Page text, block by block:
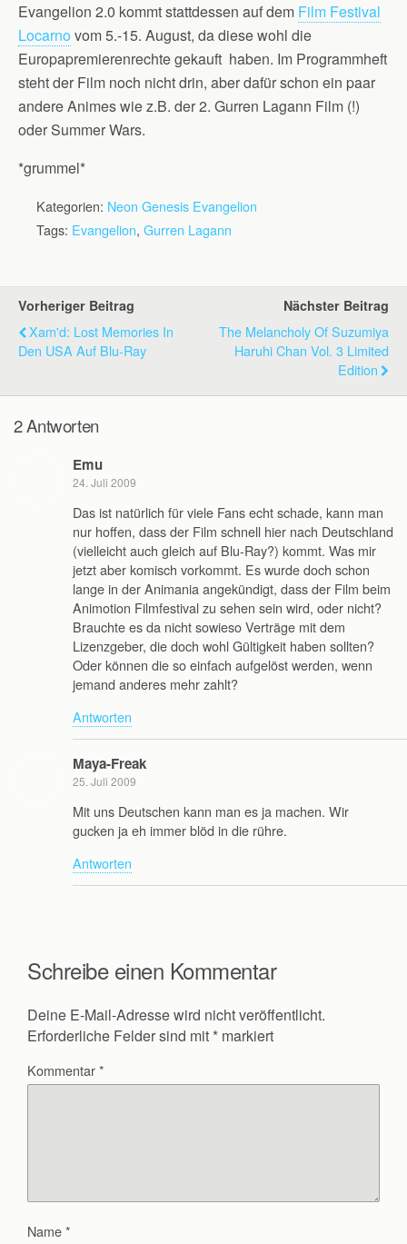
Evangelion 2.0 kommt stattdessen auf dem Film Festival
Locarnovom 5.-15. August, da diese wohl die
Europapremierenrechte gekauft haben. Im Programmheft
steht der Film noch nicht drin, aber dafür schon ein paar
andere Animes wie z.B. der 2. Gurren Lagann Film (!)
oder Summer Wars.
*grummel*
Kategorien: Neon Genesis Evangelion
Tags: Evangelion, Gurren Lagann
Vorheriger Beitrag
Xam'd: Lost Memories In
Den USA Auf Blu-Ray
Nächster Beitrag
The Melancholy Of Suzumiya
Haruhi Chan Vol. 3 Limited
Edition
2 Antworten
Emu
24. Juli 2009
Das ist natürlich für viele Fans echt schade, kann man
nur hoffen, dass der Film schnell hier nach Deutschland
(vielleicht auch gleich auf Blu-Ray?) kommt. Was mir
jetzt aber komisch vorkommt. Es wurde doch schon
lange in der Animania angekündigt, dass der Film beim
Animotion Filmfestival zu sehen sein wird, oder nicht?
Brauchte es da nicht sowieso Verträge mit dem
Lizenzgeber, die doch wohl Gültigkeit haben sollten?
Oder können die so einfach aufgelöst werden, wenn
jemand anderes mehr zahlt?
Antworten
Maya-Freak
25. Juli 2009
Mit uns Deutschen kann man es ja machen. Wir
gucken ja eh immer blöd in die rühre.
Antworten
Schreibe einen Kommentar
Deine E-Mail-Adresse wird nicht veröffentlicht.
Erforderliche Felder sind mit * markiert
Kommentar*
Name*